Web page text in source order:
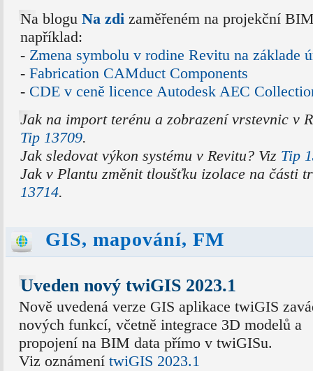
Na blogu Na zdi zaměřeném na projekční
například:
- Zmena symbolu v rodine Revitu na základe
- Fabrication CAMduct Components
- CDE v ceně licence Autodesk AEC
Jak na import terénu a zobrazení vrstevnic v
Tip 13709.
Jak sledovat výkon systému v Revitu? Viz Tip
Jak v Plantu změnit tloušťku izolace na části
13714.
GIS, mapování, FM
Uveden nový twiGIS 2023.1
Nově uvedená verze GIS aplikace twiGIS
nových funkcí, včetně integrace 3D modelů a
propojení na BIM data přímo v twiGISu.
Viz oznámení twiGIS 2023.1